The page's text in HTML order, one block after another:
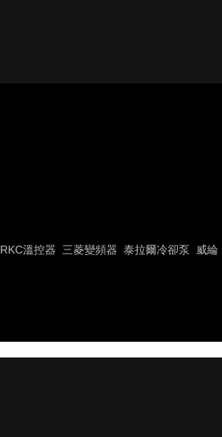
RKC溫控器 三菱變頻器 泰拉爾冷卻泵
威綸